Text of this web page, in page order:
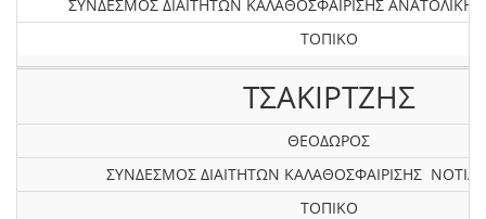
ΣΥΝΔΕΣΜΟΣ ΔΙΑΙΤΗΤΩΝ ΚΑΛΑΘΟΣΦΑΙΡΙΣΗΣ
ΤΟΠΙΚΟ
ΤΣΑΚΙΡΤΖΗΣ
ΘΕΟΔΩΡΟΣ
ΣΥΝΔΕΣΜΟΣ ΔΙΑΙΤΗΤΩΝ ΚΑΛΑΘΟΣΦΑΙΡΙΣΗΣ
ΤΟΠΙΚΟ